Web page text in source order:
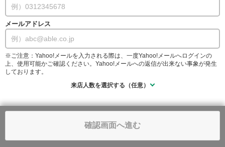
メールアドレス
※ご注意：Yahoo!メールを入力される際は、一度Yahoo!メールへログインの
上、使用可能かご確認ください。Yahoo!メールへの返信が出来ない事象が発生
しております。
来店人数を選択する（任意）
確認画面へ進む